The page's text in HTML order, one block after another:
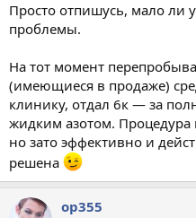
Просто отпишусь, мало ли
проблемы.
На тот момент
(имеющиеся в продаже)
клинику, отдал 6к — за
жидким азотом.
но зато эффективно и
решена
op355